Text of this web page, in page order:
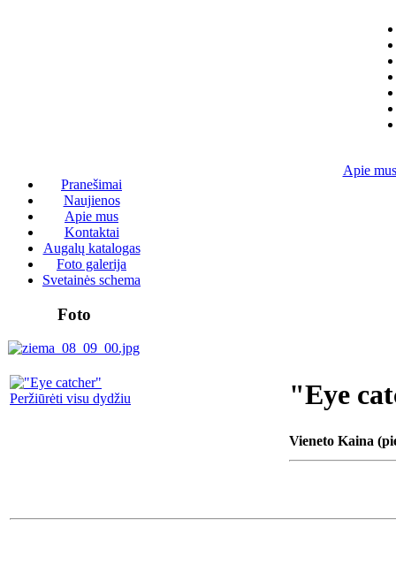
Pranešimai
Naujienos
Apie mus
Kontaktai
Augalų katalogas
Foto galerija
Svetainės schema
Foto
Apie mus
Peržiūrėti visu dydžiu "Eye
Vieneto Kaina